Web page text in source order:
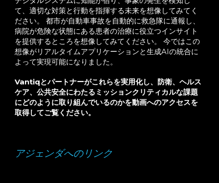
て、適切な対策と行動を指揮する未来を想像してみてく
ださい。 都市が自動車事故を自動的に救急隊に通報し、
病院が危険な状態にある患者の治療に役立つインサイト
を提供するところを想像してみてください。 今ではこの
想像がリアルタイムアプリケーションと生成AIの統合に
よって実現可能になりました。
Vantiqとパートナーがこれらを実用化し、防衛、ヘルス
ケア、公共安全にわたるミッションクリティカルな課題
にどのように取り組んでいるのかを動画へのアクセスを
取得してご覧ください。
アジェンダへのリンク